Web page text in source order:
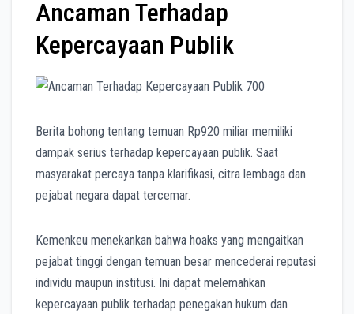
Ancaman Terhadap
Kepercayaan Publik
Berita bohong tentang temuan Rp920 miliar memiliki
dampak serius terhadap kepercayaan publik. Saat
masyarakat percaya tanpa klarifikasi, citra lembaga dan
pejabat negara dapat tercemar.
Kemenkeu menekankan bahwa hoaks yang mengaitkan
pejabat tinggi dengan temuan besar mencederai reputasi
individu maupun institusi. Ini dapat melemahkan
kepercayaan publik terhadap penegakan hukum dan